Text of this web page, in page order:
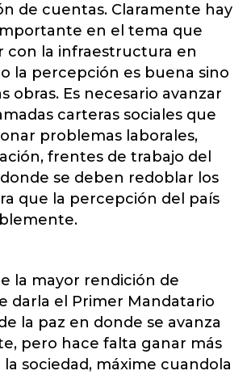
de cuentas. Claramente hay
en el tema que
con la infraestructura en
la percepción es buena sino
obras. Es necesario avanzar
carteras sociales que
problemas laborales,
frentes de trabajo del
se deben redoblar los
que la percepción del país
la mayor rendición de
darla el Primer Mandatario
la paz en donde se avanza
pero hace falta ganar más
sociedad, máxime cuandola